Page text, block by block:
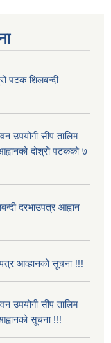
पटक शिलबन्दी
उपयोगी सीप तालिम
दोश्रो पटकको ७
दरभाउपत्र आह्वान
आव्हानको सूचना !!!
उपयोगी सीप तालिम
सूचना !!!